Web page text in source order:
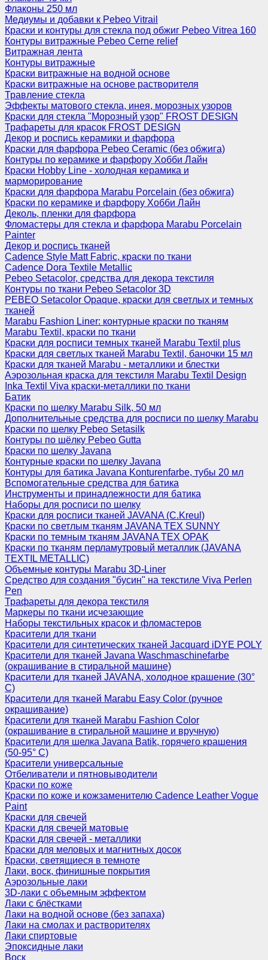
Флаконы 250 мл
Медиумы и добавки к Pebeo Vitrail
Краски и контуры для стекла под обжиг Pebeo Vitrea 160
Контуры витражные Pebeo Cerne relief
Витражная лента
Контуры витражные
Краски витражные на водной основе
Краски витражные на основе растворителя
Травление стекла
Эффекты матового стекла, инея, морозных узоров
Краски для стекла "Морозный узор" FROST DESIGN
Трафареты для красок FROST DESIGN
Декор и роспись керамики и фарфора
Краски для фарфора Pebeo Ceramic (без обжига)
Контуры по керамике и фарфору Хобби Лайн
Краски Hobby Line - холодная керамика и
марморирование
Краски для фарфора Marabu Porcelain (без обжига)
Краски по керамике и фарфору Хобби Лайн
Деколь, пленки для фарфора
Фломастеры для стекла и фарфора Marabu Porcelain
Painter
Декор и роспись тканей
Cadence Style Matt Fabric, краски по ткани
Cadence Dora Textile Metallic
Pebeo Setacolor, средства для декора текстиля
Контуры по ткани Pebeo Setacolor 3D
PEBEO Setacolor Opaque, краски для светлых и темных
тканей
Marabu Fashion Liner: контурные краски по тканям
Marabu Textil, краски по ткани
Краски для росписи темных тканей Marabu Textil plus
Краски для светлых тканей Marabu Textil, баночки 15 мл
Краски для тканей Marabu - металлики и блестки
Аэрозольная краска для текстиля Marabu Textil Design
Inka Textil Viva краски-металлики по ткани
Батик
Краски по шелку Marabu Silk, 50 мл
Дополнительные средства для росписи по шелку Marabu
Краски по шелку Pebeo Setasilk
Контуры по шёлку Pebeo Gutta
Краски по шелку Javana
Контурные краски по шелку Javana
Контуры для батика Javana Konturenfarbe, тубы 20 мл
Вспомогательные средства для батика
Инструменты и принадлежности для батика
Наборы для росписи по шелку
Краски для росписи тканей JAVANA (C.Kreul)
Краски по светлым тканям JAVANA TEX SUNNY
Краски по темным тканям JAVANA TEX OPAK
Краски по тканям перламутровый металлик (JAVANA
TEXTIL METALLIC)
Объемные контуры Marabu 3D-Liner
Средство для создания "бусин" на текстиле Viva Perlen
Pen
Трафареты для декора текстиля
Маркеры по ткани исчезающие
Наборы текстильных красок и фломастеров
Красители для ткани
Красители для синтетических тканей Jacquard iDYE POLY
Красители для тканей Javana Waschmaschinefarbe
(окрашивание в стиральной машине)
Красители для тканей JAVANA, холодное крашение (30°
С)
Красители для тканей Marabu Easy Color (ручное
окрашивание)
Красители для тканей Marabu Fashion Color
(окрашивание в стиральной машине и вручную)
Красители для шелка Javana Batik, горячего крашения
(50-95° С)
Красители универсальные
Отбеливатели и пятновыводители
Краски по коже
Краски по коже и кожзаменителю Cadence Leather Vogue
Paint
Краски для свечей
Краски для свечей матовые
Краски для свечей - металлики
Краски для меловых и магнитных досок
Краски, светящиеся в темноте
Лаки, воск, финишные покрытия
Аэрозольные лаки
3D-лаки с объемным эффектом
Лаки с блёстками
Лаки на водной основе (без запаха)
Лаки на смолах и растворителях
Лаки спиртовые
Эпоксидные лаки
Воск